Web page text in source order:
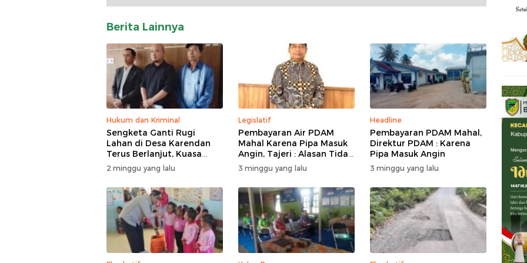
Berita Lainnya
Hukum dan Kriminal
Sengketa Ganti Rugi
Lahan di Desa Karendan
Terus Berlanjut, Kuasa
Hukum Ajukan Kasasi
2 minggu yang lalu
Legislatif
Pembayaran Air PDAM
Mahal Karena Pipa Masuk
Angin, Tajeri : Alasan Tidak
Masuk Akal
3 minggu yang lalu
Headline
Pembayaran PDAM Mahal,
Direktur PDAM : Karena
Pipa Masuk Angin
3 minggu yang lalu